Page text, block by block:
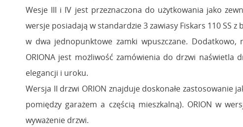
Wesje III i IV jest przeznaczona do użytkowania jako
wersje posiadają w standardzie 3 zawiasy Fiskars 110 SS
w dwa jednopunktowe zamki wpuszczane.
ORIONA jest możliwość zamówienia do drzwi
elegancji i uroku.
Wersja II drzwi ORION znajduje doskonałe
pomiędzy garażem a częścią mieszkalną). ORION w
wyważenie drzwi.